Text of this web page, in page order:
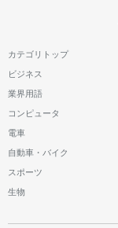
カテゴリトップ
ビジネス
業界用語
コンピュータ
電車
自動車・バイク
スポーツ
生物